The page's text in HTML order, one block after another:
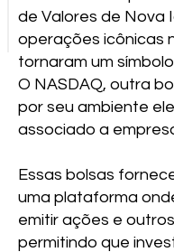
de Valores de Nova
operações icônicas
tornaram um
O NASDAQ, outra
por seu ambiente
associado a
Essas bolsas
uma plataforma
emitir ações e
permitindo que